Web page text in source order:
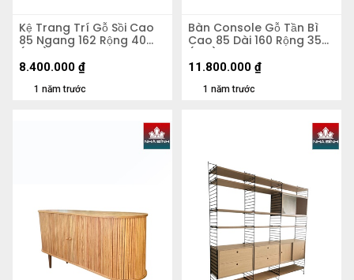
Kệ Trang Trí Gỗ Sồi Cao
85 Ngang 162 Rộng 40
(cm)
1 năm trước
8.400.000 ₫
Bàn Console Gỗ Tần Bì
Cao 85 Dài 160 Rộng 35
(cm)
1 năm trước
11.800.000 ₫